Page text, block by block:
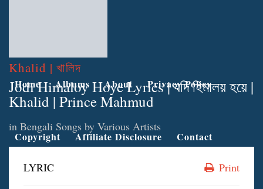
Home Albums About Privacy Policy
Copyright Affiliate Disclosure Contact
Khalid | খালিদ
Jodi Himaloy Hoye Lyrics | যদি হিমালয় হয়ে |
Khalid | Prince Mahmud
in Bengali Songs by Various Artists
LYRIC Print